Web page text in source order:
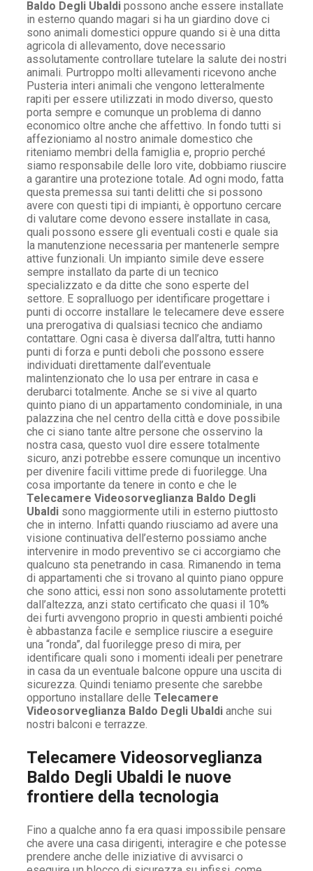
Baldo Degli Ubaldi possono anche essere installate
in esterno quando magari si ha un giardino dove ci
sono animali domestici oppure quando si è una ditta
agricola di allevamento, dove necessario
assolutamente controllare tutelare la salute dei nostri
animali. Purtroppo molti allevamenti ricevono anche
Pusteria interi animali che vengono letteralmente
rapiti per essere utilizzati in modo diverso, questo
porta sempre e comunque un problema di danno
economico oltre anche che affettivo. In fondo tutti si
affezioniamo al nostro animale domestico che
riteniamo membri della famiglia e, proprio perché
siamo responsabile delle loro vite, dobbiamo riuscire
a garantire una protezione totale. Ad ogni modo, fatta
questa premessa sui tanti delitti che si possono
avere con questi tipi di impianti, è opportuno cercare
di valutare come devono essere installate in casa,
quali possono essere gli eventuali costi e quale sia
la manutenzione necessaria per mantenerle sempre
attive funzionali. Un impianto simile deve essere
sempre installato da parte di un tecnico
specializzato e da ditte che sono esperte del
settore. E sopralluogo per identificare progettare i
punti di occorre installare le telecamere deve essere
una prerogativa di qualsiasi tecnico che andiamo
contattare. Ogni casa è diversa dall’altra, tutti hanno
punti di forza e punti deboli che possono essere
individuati direttamente dall’eventuale
malintenzionato che lo usa per entrare in casa e
derubarci totalmente. Anche se si vive al quarto
quinto piano di un appartamento condominiale, in una
palazzina che nel centro della città e dove possibile
che ci siano tante altre persone che osservino la
nostra casa, questo vuol dire essere totalmente
sicuro, anzi potrebbe essere comunque un incentivo
per divenire facili vittime prede di fuorilegge. Una
cosa importante da tenere in conto e che le
Telecamere Videosorveglianza Baldo Degli
Ubaldi sono maggiormente utili in esterno piuttosto
che in interno. Infatti quando riusciamo ad avere una
visione continuativa dell’esterno possiamo anche
intervenire in modo preventivo se ci accorgiamo che
qualcuno sta penetrando in casa. Rimanendo in tema
di appartamenti che si trovano al quinto piano oppure
che sono attici, essi non sono assolutamente protetti
dall’altezza, anzi stato certificato che quasi il 10%
dei furti avvengono proprio in questi ambienti poiché
è abbastanza facile e semplice riuscire a eseguire
una “ronda”, dal fuorilegge preso di mira, per
identificare quali sono i momenti ideali per penetrare
in casa da un eventuale balcone oppure una uscita di
sicurezza. Quindi teniamo presente che sarebbe
opportuno installare delle Telecamere
Videosorveglianza Baldo Degli Ubaldi anche sui
nostri balconi e terrazze.
Telecamere Videosorveglianza
Baldo Degli Ubaldi le nuove
frontiere della tecnologia
Fino a qualche anno fa era quasi impossibile pensare
che avere una casa dirigenti, interagire e che potesse
prendere anche delle iniziative di avvisarci o